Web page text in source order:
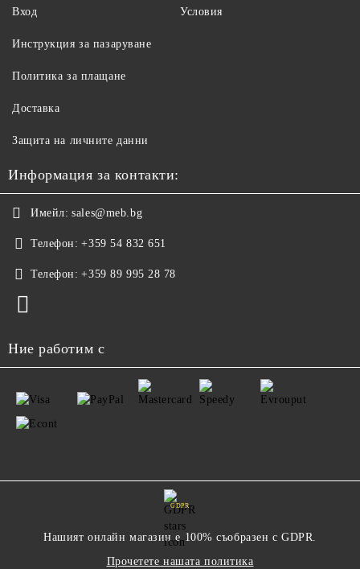
Вход Условия
Инструкция за пазаруване
Политика за плащане
Доставка
Защита на личните данни
Информация за контакти:
Имейл: sales@meb.bg
Телефон: +359 54 832 651
Телефон: +359 89 995 28 78
Ние работим с
GDPR
Нашият онлайн магазин е 100% съобразен с GDPR.
Прочетете нашата политика